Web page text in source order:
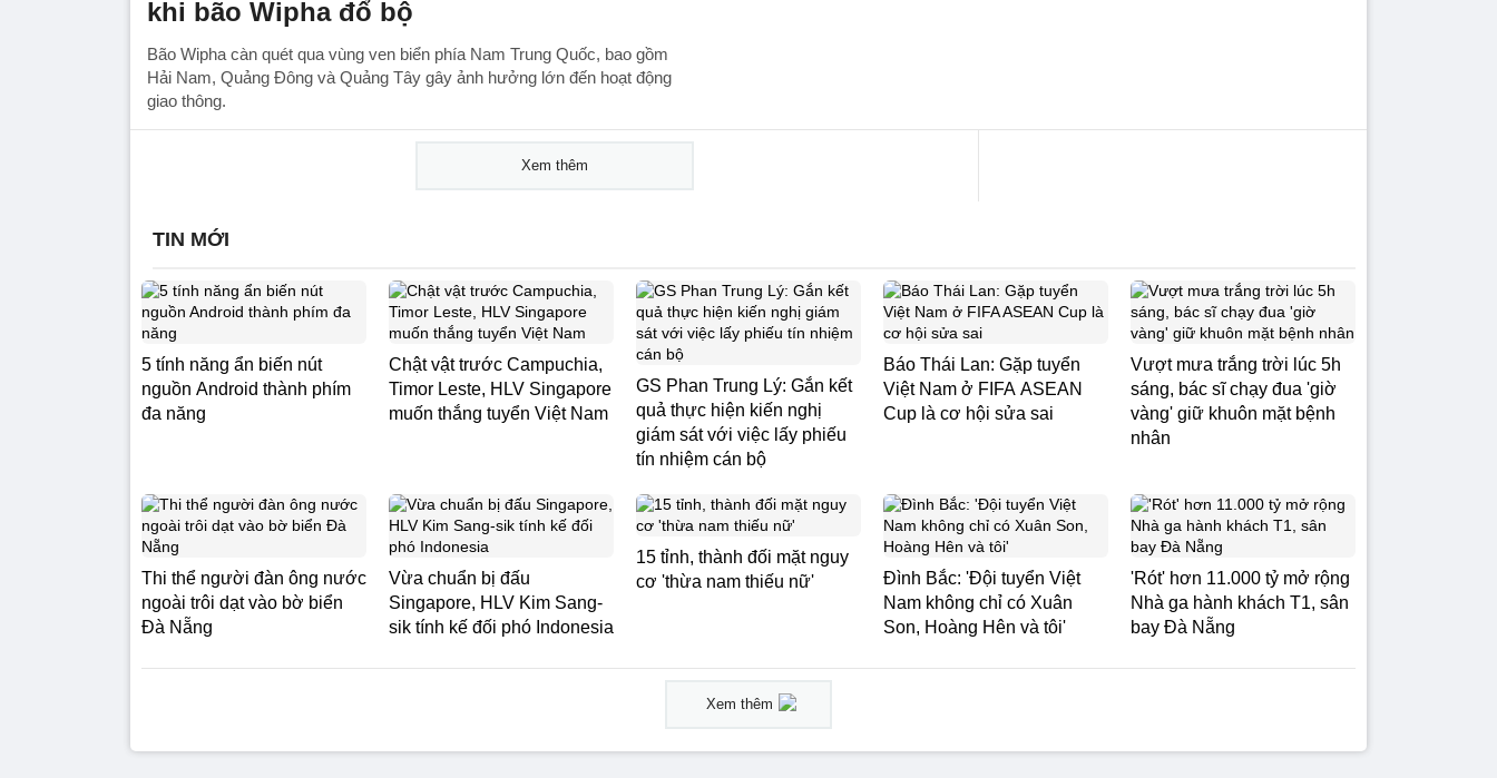
khi bão Wipha đổ bộ
Bão Wipha càn quét qua vùng ven biển phía Nam Trung Quốc, bao gồm
Hải Nam, Quảng Đông và Quảng Tây gây ảnh hưởng lớn đến hoạt động
giao thông.
Xem thêm
TIN MỚI
5 tính năng ẩn biến nút
nguồn Android thành phím
đa năng
Chật vật trước Campuchia,
Timor Leste, HLV Singapore
muốn thắng tuyển Việt Nam
GS Phan Trung Lý: Gắn kết
quả thực hiện kiến nghị
giám sát với việc lấy phiếu
tín nhiệm cán bộ
Báo Thái Lan: Gặp tuyển
Việt Nam ở FIFA ASEAN
Cup là cơ hội sửa sai
Vượt mưa trắng trời lúc 5h
sáng, bác sĩ chạy đua 'giờ
vàng' giữ khuôn mặt bệnh
nhân
Thi thể người đàn ông nước
ngoài trôi dạt vào bờ biển
Đà Nẵng
Vừa chuẩn bị đấu
Singapore, HLV Kim Sang-
sik tính kế đối phó Indonesia
15 tỉnh, thành đối mặt nguy
cơ 'thừa nam thiếu nữ'
Đình Bắc: 'Đội tuyển Việt
Nam không chỉ có Xuân
Son, Hoàng Hên và tôi'
'Rót' hơn 11.000 tỷ mở rộng
Nhà ga hành khách T1, sân
bay Đà Nẵng
Xem thêm